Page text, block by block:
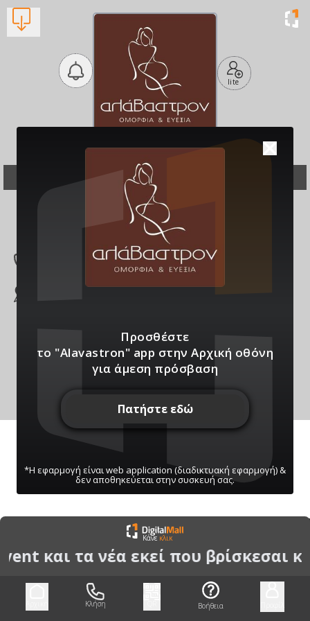
lite
Alavastron
Μανικιούρ - Πεντικιούρ
Βλέπουν τώρα:
261 302 1514
ΠΑΤΗΣΤΕ ΓΙΑ ΝΑ ΛΑΒΕΤΕ ΕΙΔΟΠΟΙΗΣΕΙΣ
Μπορείτε να κάνετε ανά πάσα στιγμή σίγαση/
ενεργοποίηση μέσω του κουμπιού
Κάνε κλικ
και τα νέα εκεί που βρίσκεσαι
Κλήση Βοήθεια
Προσθέστε
το "Alavastron" app στην Αρχική οθόνη
για άμεση πρόσβαση
Πατήστε εδώ
*Η εφαρμογή είναι web application (διαδικτυακή εφαρμογή) &
δεν αποθηκεύεται στην συσκευή σας.